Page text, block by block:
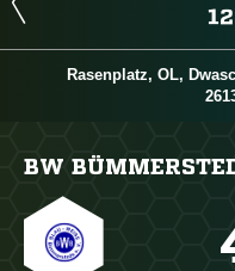
Rasenplatz, OL,
BW